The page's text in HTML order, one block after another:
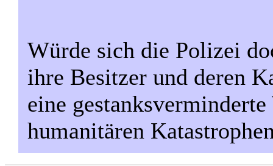
Würde sich die Polizei
ihre Besitzer und deren
eine
humanitären